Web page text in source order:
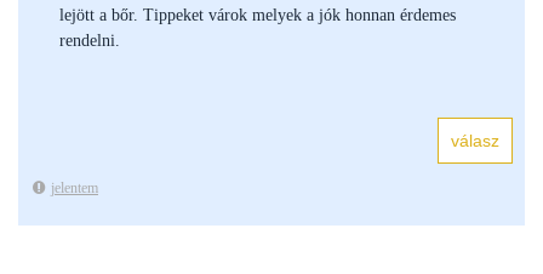
lejött a bőr. Tippeket várok melyek a jók honnan érdemes
rendelni.
jelentem